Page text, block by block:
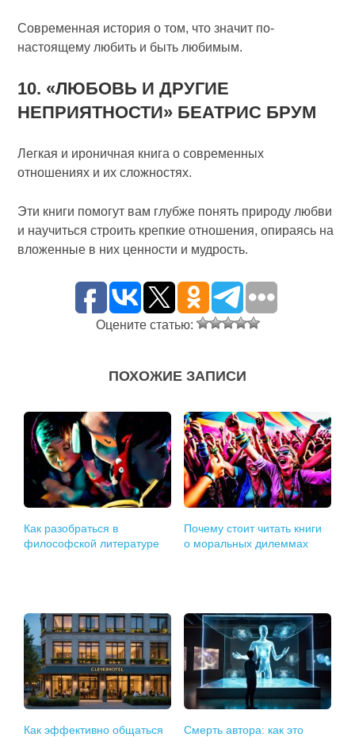
Современная история о том, что значит по-
настоящему любить и быть любимым.
10. «ЛЮБОВЬ И ДРУГИЕ
НЕПРИЯТНОСТИ» БЕАТРИС БРУМ
Легкая и ироничная книга о современных
отношениях и их сложностях.
Эти книги помогут вам глубже понять природу любви
и научиться строить крепкие отношения, опираясь на
вложенные в них ценности и мудрость.
Оцените статью:
ПОХОЖИЕ ЗАПИСИ
Как разобраться в
философской литературе
Почему стоит читать книги
о моральных дилеммах
Как эффективно общаться
Смерть автора: как это